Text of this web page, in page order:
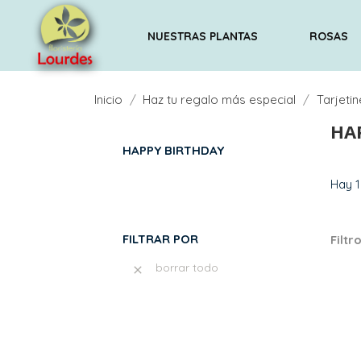
NUESTRAS PLANTAS ROSAS
Inicio Haz tu regalo más especial
HAPPY BIRTHDAY
FILTRAR POR
 borrar todo
Hay